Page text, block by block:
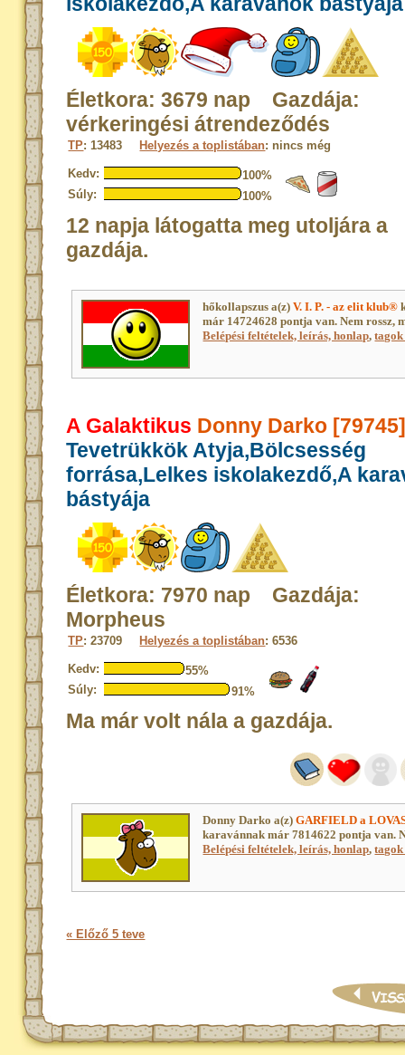
Életkora: 3679 nap Gazdája:
vérkeringési átrendeződés
TP: 13483 Helyezés a toplistában: nincs még
Kedv:
100%
Súly:
100%
12 napja látogatta meg utoljára a
gazdája.
hőkollapszus a(z)V. I. P. - az elit klub®
már 14724628 pontja van. Nem rossz,
Belépési feltételek, leírás, honlap,
A Galaktikus Donny Darko
Tevetrükkök Atyja,Bölcsesség
forrása,Lelkes iskolakezdő,A
bástyája
Életkora: 7970 nap Gazdája:
Morpheus
TP: 23709 Helyezés a toplistában: 6536
Kedv:
55%
Súly:
91%
Ma már volt nála a gazdája.
Donny Darko a(z)GARFIELD a
karavánnak már 7814622 pontja van.
Belépési feltételek, leírás, honlap,
« Előző 5 teve